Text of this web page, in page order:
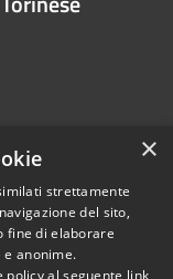
© 2026 • Comune di
×
strettamente
del sito,
fine di elaborare
anonime.
al seguente link